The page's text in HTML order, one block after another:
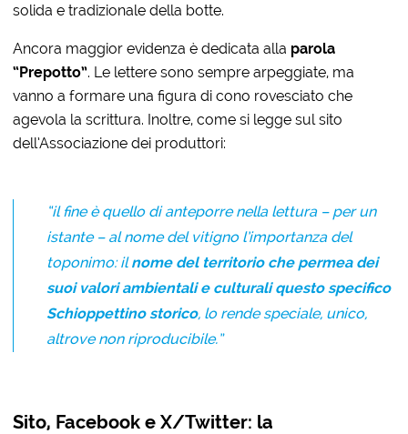
solida e tradizionale della botte.
Ancora maggior evidenza è dedicata alla parola
“Prepotto”. Le lettere sono sempre arpeggiate, ma
vanno a formare una figura di cono rovesciato che
agevola la scrittura. Inoltre, come si legge sul sito
dell’Associazione dei produttori:
“il fine è quello di anteporre nella lettura – per un
istante – al nome del vitigno l’importanza del
toponimo: ilnome del territorio che permea dei
suoi valori ambientali e culturali questo specifico
Schioppettino storico, lo rende speciale, unico,
altrove non riproducibile.”
Sito, Facebook e X/Twitter: la